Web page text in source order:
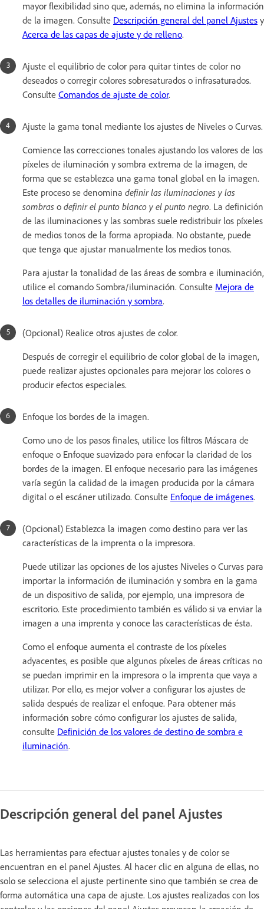
mayor flexibilidad sino que, además, no elimina la información
de la imagen. Consulte Descripción general del panel Ajustes y
Acerca de las capas de ajuste y de relleno.
Ajuste el equilibrio de color para quitar tintes de color no
deseados o corregir colores sobresaturados o infrasaturados.
Consulte Comandos de ajuste de color.
Ajuste la gama tonal mediante los ajustes de Niveles o Curvas.
Comience las correcciones tonales ajustando los valores de los
píxeles de iluminación y sombra extrema de la imagen, de
forma que se establezca una gama tonal global en la imagen.
Este proceso se denomina definir las iluminaciones y las
sombras o definir el punto blanco y el punto negro. La definición
de las iluminaciones y las sombras suele redistribuir los píxeles
de medios tonos de la forma apropiada. No obstante, puede
que tenga que ajustar manualmente los medios tonos.
Para ajustar la tonalidad de las áreas de sombra e iluminación,
utilice el comando Sombra/iluminación. Consulte Mejora de
los detalles de iluminación y sombra.
(Opcional) Realice otros ajustes de color.
Después de corregir el equilibrio de color global de la imagen,
puede realizar ajustes opcionales para mejorar los colores o
producir efectos especiales.
Enfoque los bordes de la imagen.
Como uno de los pasos finales, utilice los filtros Máscara de
enfoque o Enfoque suavizado para enfocar la claridad de los
bordes de la imagen. El enfoque necesario para las imágenes
varía según la calidad de la imagen producida por la cámara
digital o el escáner utilizado. Consulte Enfoque de imágenes.
(Opcional) Establezca la imagen como destino para ver las
características de la imprenta o la impresora.
Puede utilizar las opciones de los ajustes Niveles o Curvas para
importar la información de iluminación y sombra en la gama
de un dispositivo de salida, por ejemplo, una impresora de
escritorio. Este procedimiento también es válido si va enviar la
imagen a una imprenta y conoce las características de ésta.
Como el enfoque aumenta el contraste de los píxeles
adyacentes, es posible que algunos píxeles de áreas críticas no
se puedan imprimir en la impresora o la imprenta que vaya a
utilizar. Por ello, es mejor volver a configurar los ajustes de
salida después de realizar el enfoque. Para obtener más
información sobre cómo configurar los ajustes de salida,
consulte Definición de los valores de destino de sombra e
iluminación.
Descripción general del panel Ajustes
Las herramientas para efectuar ajustes tonales y de color se
encuentran en el panel Ajustes. Al hacer clic en alguna de ellas, no
solo se selecciona el ajuste pertinente sino que también se crea de
forma automática una capa de ajuste. Los ajustes realizados con los